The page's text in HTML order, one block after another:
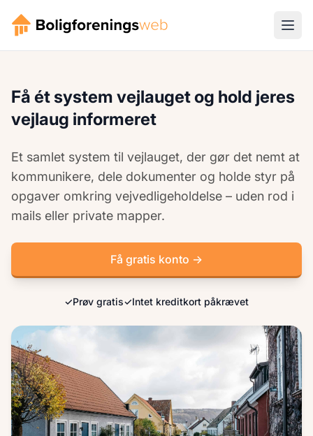
Få ét system vejlauget og hold jeres
vejlaug informeret
Et samlet system til vejlauget, der gør det nemt at
kommunikere, dele dokumenter og holde styr på
opgaver omkring vejvedligeholdelse – uden rod i
mails eller private mapper.
Få gratis konto →
✓Prøv gratis✓Intet kreditkort påkrævet